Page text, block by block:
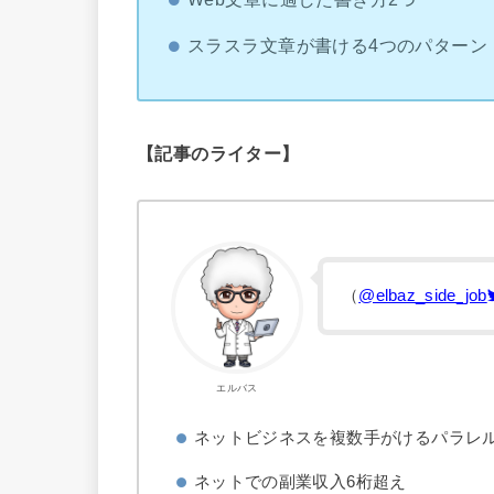
スラスラ文章が書ける4つのパターン
【記事のライター】
エルバス
（@elbaz_side_job
ネットビジネスを複数手がけるパラレ
ネットでの副業収入6桁超え